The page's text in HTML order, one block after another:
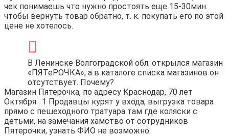
чек понимаешь что нужно простоять еще 15-30мин.
чтобы вернуть товар обратно, т. к. покупать его по этой
цене не хотелось.
В Ленинске Волгоградской обл. открылся магазин
«ПЯТеРОЧКА», а в каталоге списка магазинов он
отсутствует. Почему?
Магазин Пятерочка, по адресу Краснодар, 70 лет
Октября . 1 Продавцы курят у входа, выгрузка товара
прямо с пешеходного тратуара там где коляски с
детьми, на замечания хамство от сотрудников
Пятерочки, узнать ФИО не возможно.